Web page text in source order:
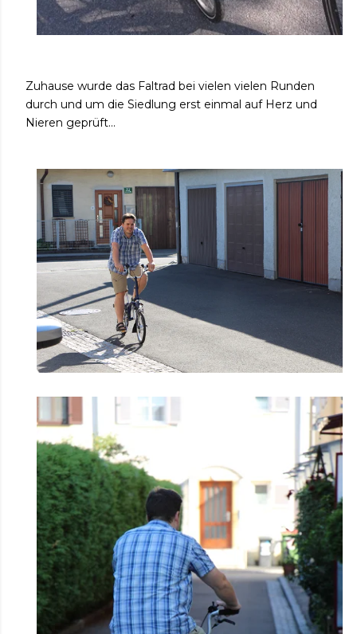
Zuhause wurde das Faltrad bei vielen vielen Runden
durch und um die Siedlung erst einmal auf Herz und
Nieren geprüft...